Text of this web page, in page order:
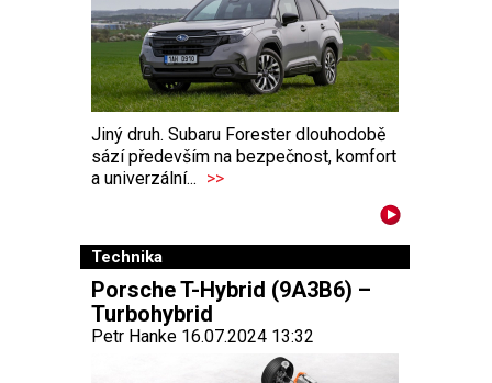
Jiný druh. Subaru Forester dlouhodobě
sází především na bezpečnost, komfort
a univerzální... >>
Technika
Porsche T-Hybrid (9A3B6) –
Turbohybrid
Petr Hanke 16.07.2024 13:32